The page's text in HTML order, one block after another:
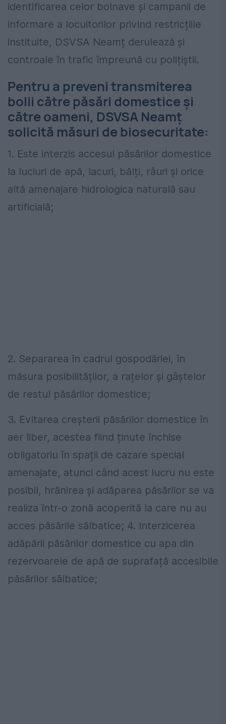
identificarea celor bolnave și campanii de
informare a locuitorilor privind restricțiile
instituite, DSVSA Neamț derulează și
controale în trafic împreună cu polițiștii.
Pentru a preveni transmiterea
bolii către păsări domestice și
către oameni, DSVSA Neamț
solicită măsuri de biosecuritate:
1. Este interzis accesul păsărilor domestice
la luciuri de apă, lacuri, bălți, râuri și orice
altă amenajare hidrologica naturală sau
artificială;
2. Separarea în cadrul gospodăriei, în
măsura posibilităților, a rațelor și gâștelor
de restul păsărilor domestice;
3. Evitarea creșterii păsărilor domestice în
aer liber, acestea fiind ținute închise
obligatoriu în spații de cazare special
amenajate, atunci când acest lucru nu este
posibil, hrănirea și adăparea păsărilor se va
realiza într-o zonă acoperită la care nu au
acces păsările sălbatice; 4. Interzicerea
adăpării păsărilor domestice cu apa din
rezervoarele de apă de suprafață accesibile
păsărilor sălbatice;